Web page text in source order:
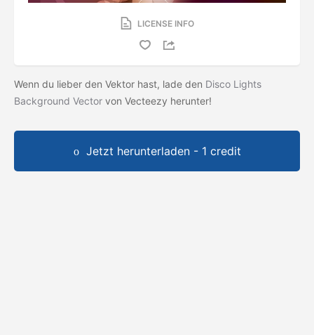
LICENSE INFO
Wenn du lieber den Vektor hast, lade den Disco Lights
Background Vector von Vecteezy herunter!
Jetzt herunterladen - 1 credit